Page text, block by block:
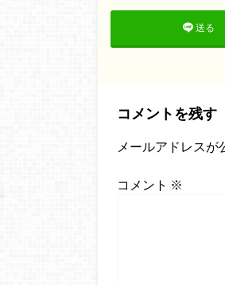
送る
コメントを残す
メールアドレスが
コメント ※